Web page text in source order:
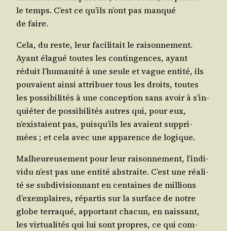
le temps. C’est ce qu’ils n’ont pas man­qué
de faire.
Cela, du reste, leur faci­li­tait le rai­son­ne­ment.
Ayant éla­gué toutes les contin­gences, ayant
réduit l’hu­ma­ni­té à une seule et vague enti­té, ils
pou­vaient ain­si attri­buer tous les droits, toutes
les pos­si­bi­li­tés à une concep­tion sans avoir à s’in­
quié­ter de pos­si­bi­li­tés autres qui, pour eux,
n’exis­taient pas, puis­qu’ils les avaient sup­pri­
mées ; et cela avec une appa­rence de logique.
Mal­heu­reu­se­ment pour leur rai­son­ne­ment, l’in­di­
vi­du n’est pas une enti­té abs­traite. C’est une réa­li­
té se sub­di­vi­sion­nant en cen­taines de mil­lions
d’exem­plaires, répar­tis sur la sur­face de notre
globe ter­ra­qué, appor­tant cha­cun, en nais­sant,
les vir­tua­li­tés qui lui sont propres, ce qui com­